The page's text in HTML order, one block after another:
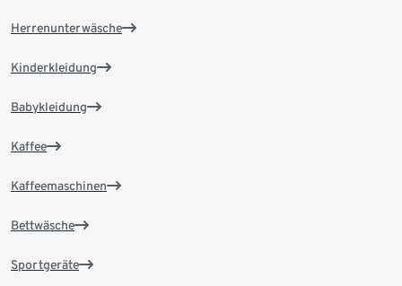
Herrenunterwäsche
Kinderkleidung
Babykleidung
Kaffee
Kaffeemaschinen
Bettwäsche
Sportgeräte